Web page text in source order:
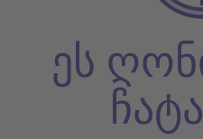
ეს